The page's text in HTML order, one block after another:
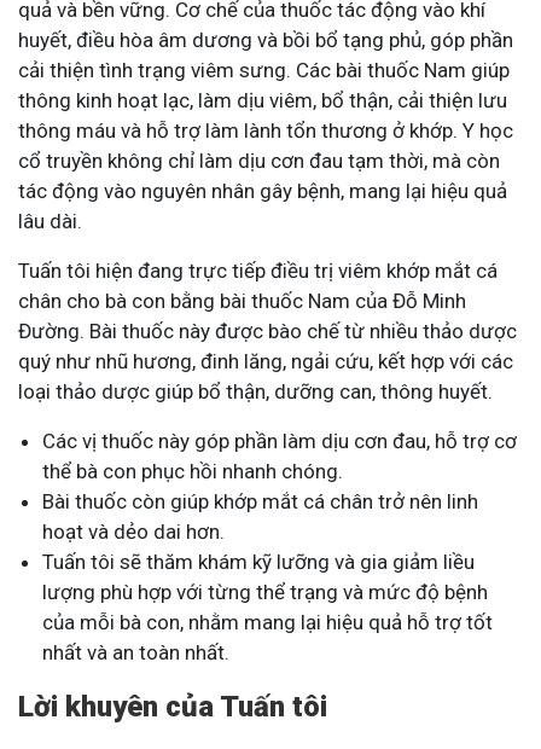
quả và bền vững. Cơ chế của thuốc tác động vào khí
huyết, điều hòa âm dương và bồi bổ tạng phủ, góp phần
cải thiện tình trạng viêm sưng. Các bài thuốc Nam giúp
thông kinh hoạt lạc, làm dịu viêm, bổ thận, cải thiện lưu
thông máu và hỗ trợ làm lành tổn thương ở khớp. Y học
cổ truyền không chỉ làm dịu cơn đau tạm thời, mà còn
tác động vào nguyên nhân gây bệnh, mang lại hiệu quả
lâu dài.
Tuấn tôi hiện đang trực tiếp điều trị viêm khớp mắt cá
chân cho bà con bằng bài thuốc Nam của Đỗ Minh
Đường. Bài thuốc này được bào chế từ nhiều thảo dược
quý như nhũ hương, đinh lăng, ngải cứu, kết hợp với các
loại thảo dược giúp bổ thận, dưỡng can, thông huyết.
Các vị thuốc này góp phần làm dịu cơn đau, hỗ trợ cơ
thể bà con phục hồi nhanh chóng.
Bài thuốc còn giúp khớp mắt cá chân trở nên linh
hoạt và dẻo dai hơn.
Tuấn tôi sẽ thăm khám kỹ lưỡng và gia giảm liều
lượng phù hợp với từng thể trạng và mức độ bệnh
của mỗi bà con, nhằm mang lại hiệu quả hỗ trợ tốt
nhất và an toàn nhất.
Lời khuyên của Tuấn tôi